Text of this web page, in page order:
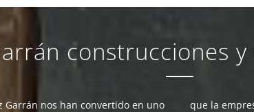
construcciones
Garrán nos han convertido en uno
que la